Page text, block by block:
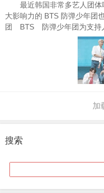
最近韩国非常多艺人团体
大影响力的 BTS 防弹少年团
团 BTS 防弹少年团为支
加
搜索